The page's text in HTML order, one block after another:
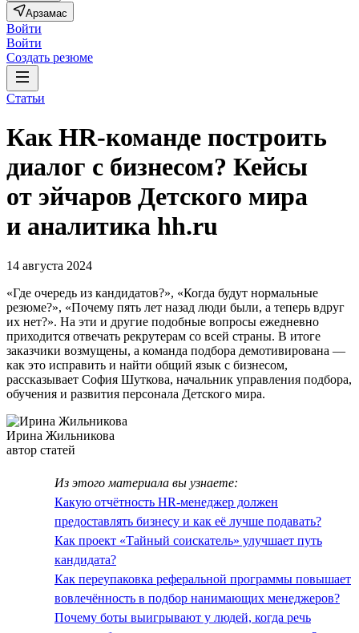
Арзамас
Войти
Войти
Создать резюме
Статьи
Как HR-команде построить
диалог с бизнесом? Кейсы
от эйчаров Детского мира
и аналитика hh.ru
14 августа 2024
«Где очередь из кандидатов?», «Когда будут нормальные
резюме?», «Почему пять лет назад люди были, а теперь вдруг
их нет?». На эти и другие подобные вопросы ежедневно
приходится отвечать рекрутерам со всей страны. В итоге
заказчики возмущены, а команда подбора демотивирована —
как это исправить и найти общий язык с бизнесом,
рассказывает София Шуткова, начальник управления подбора,
обучения и развития персонала Детского мира.
Ирина Жильникова
автор статей
Из этого материала вы узнаете:
Какую отчётность HR-менеджер должен
предоставлять бизнесу и как её лучше подавать?
Как проект «Тайный соискатель» улучшает путь
кандидата?
Как переупаковка реферальной программы повышает
вовлечённость в подбор нанимающих менеджеров?
Почему боты выигрывают у людей, когда речь